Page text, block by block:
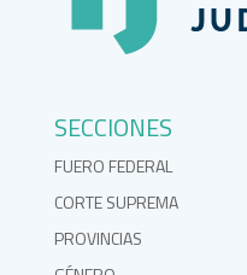
SECCIONES
FUERO FEDERAL
CORTE SUPREMA
PROVINCIAS